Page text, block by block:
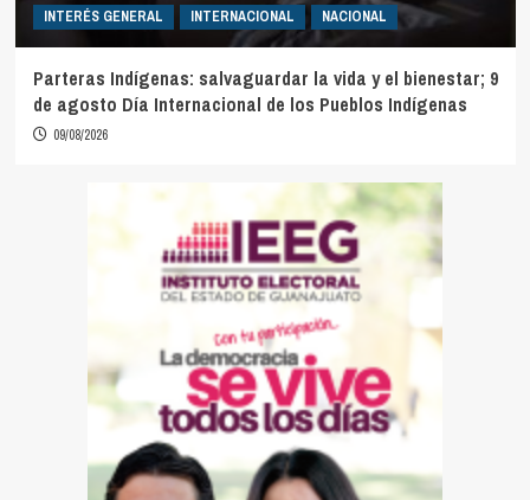
INTERÉS GENERAL INTERNACIONAL NACIONAL
Parteras Indígenas: salvaguardar la vida y el bienestar; 9
de agosto Día Internacional de los Pueblos Indígenas
09/08/2026